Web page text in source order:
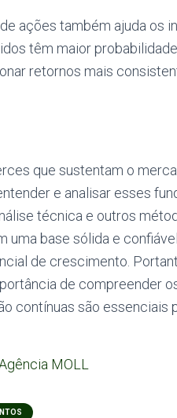
ações também ajuda os
têm maior
retornos mais
que sustentam o
e analisar esses
técnica e outros
base sólida e
de crescimento.
de compreender
contínuas são essenciais
MOLL